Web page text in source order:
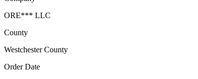
ORE*** LLC
County
WestchesterCounty
Order Date